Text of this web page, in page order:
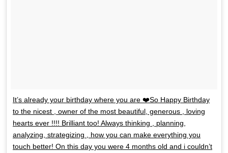
It’s already your birthday where you are ❤️So Happy Birthday
to the nicest , owner of the most beautiful, generous , loving
hearts ever !!!! Brilliant too! Always thinking , planning,
analyzing, strategizing , how you can make everything you
touch better! On this day you were 4 months old and i couldn’t